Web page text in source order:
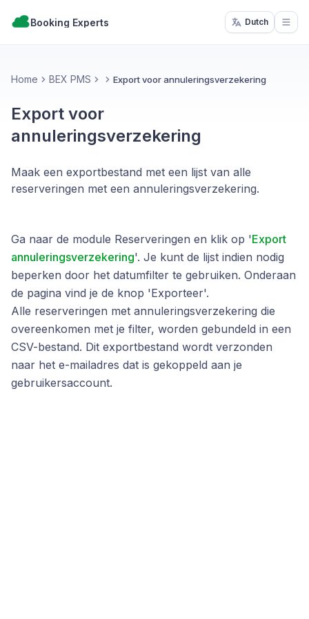
Booking Experts Dutch
Home BEX PMS Export voor annuleringsverzekering
Export voor
annuleringsverzekering
Maak een exportbestand met een lijst van alle
reserveringen met een annuleringsverzekering.
Ga naar de module Reserveringen en klik op 'Export
annuleringsverzekering'. Je kunt de lijst indien nodig
beperken door het datumfilter te gebruiken. Onderaan
de pagina vind je de knop 'Exporteer'.
Alle reserveringen met annuleringsverzekering die
overeenkomen met je filter, worden gebundeld in een
CSV-bestand. Dit exportbestand wordt verzonden
naar het e-mailadres dat is gekoppeld aan je
gebruikersaccount.